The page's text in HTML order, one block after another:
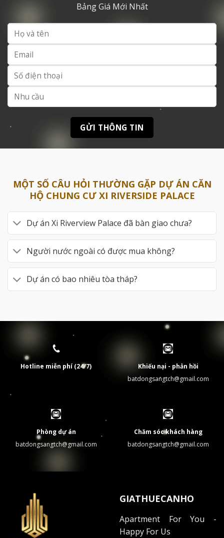
Bảng Giá Mới Nhất
MỘT SỐ CÂU HỎI THƯỜNG GẶP DỰ ÁN CĂN
HỘ CHUNG CƯ XI RIVERSIDE PALACE
Dự án Xi Riverview Palace đã bàn giao chưa?
Người nước ngoài có được mua không?
Dự án có bao nhiêu tòa tháp?
Hotline miễn phí (24/7)
Khiếu nại - phản hồi
batdongsangtch@gmail.com
Phòng dự án
batdongsangtch@gmail.com
Chăm sóc khách hàng
batdongsangtch@gmail.com
GIATHUECANHO
Apartment For You -
Happy For Us